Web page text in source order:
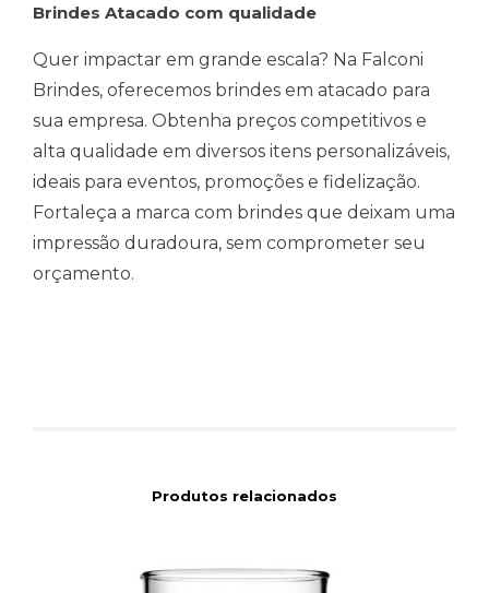
Brindes Atacado com qualidade
Quer impactar em grande escala? Na Falconi
Brindes, oferecemos brindes em atacado para
sua empresa. Obtenha preços competitivos e
alta qualidade em diversos itens personalizáveis,
ideais para eventos, promoções e fidelização.
Fortaleça a marca com brindes que deixam uma
impressão duradoura, sem comprometer seu
orçamento.
Produtos relacionados